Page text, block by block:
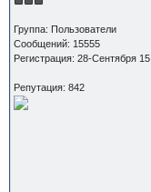
Группа: Пользователи
Сообщений: 15555
Регистрация: 28-Сентября 15
Репутация: 842